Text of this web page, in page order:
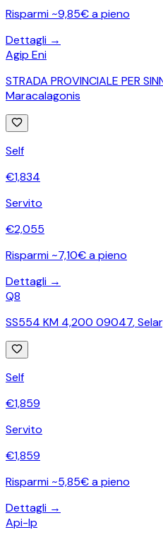
Risparmi ~9,85€ a pieno
Dettagli →
Agip Eni
STRADA PROVINCIALE PER
Maracalagonis
Self
€1,834
Servito
€2,055
Risparmi ~7,10€ a pieno
Dettagli →
Q8
SS554 KM 4,200 09047,
Self
€1,859
Servito
€1,859
Risparmi ~5,85€ a pieno
Dettagli →
Api-Ip